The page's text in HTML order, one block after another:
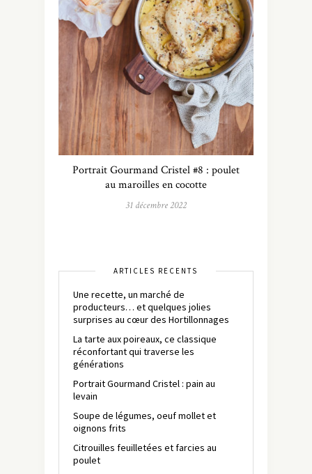
Portrait Gourmand Cristel #8 : poulet
au maroilles en cocotte
31 décembre 2022
ARTICLES RÉCENTS
Une recette, un marché de
producteurs… et quelques jolies
surprises au cœur des Hortillonnages
La tarte aux poireaux, ce classique
réconfortant qui traverse les
générations
Portrait Gourmand Cristel : pain au
levain
Soupe de légumes, oeuf mollet et
oignons frits
Citrouilles feuilletées et farcies au
poulet